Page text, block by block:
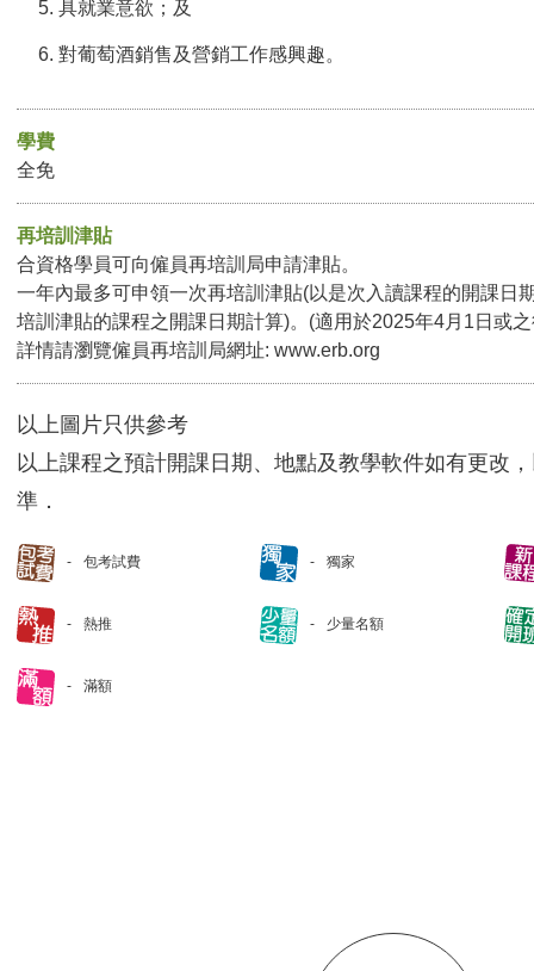
具就業意欲；及
對葡萄酒銷售及營銷工作感興趣。
學費
全免
再培訓津貼
合資格學員可向僱員再培訓局申請津貼。
一年內最多可申領一次再培訓津貼(以是次入讀課程的開課日
培訓津貼的課程之開課日期計算)。(適用於2025年4月1日或
詳情請瀏覽僱員再培訓局網址: www.erb.org
以上圖片只供參考
以上課程之預計開課日期、地點及教學軟件如有更改
準．
包考試費 獨家
熱推 少量名額
滿額